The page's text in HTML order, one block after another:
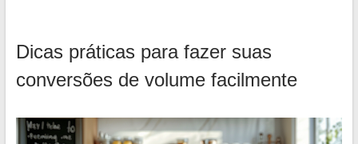
Dicas práticas para fazer suas
conversões de volume facilmente